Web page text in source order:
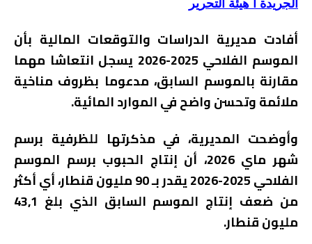
الجريدة ا هيئة التحرير
أفادت مديرية الدراسات والتوقعات المالية بأن
الموسم الفلاحي 2025-2026 يسجل انتعاشا مهما
مقارنة بالموسم السابق، مدعوما بظروف مناخية
ملائمة وتحسن واضح في الموارد المائية.
وأوضحت المديرية، في مذكرتها للظرفية برسم
شهر ماي 2026، أن إنتاج الحبوب برسم الموسم
الفلاحي 2025-2026 يقدر بـ 90 مليون قنطار، أي أكثر
من ضعف إنتاج الموسم السابق الذي بلغ 43,1
مليون قنطار.